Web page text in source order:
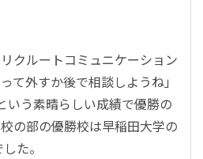
クルートコミュニケーション
て外すか後で相談しようね」
いう素晴らしい成績で優勝の
の部の優勝校は早稲田大学の
た。